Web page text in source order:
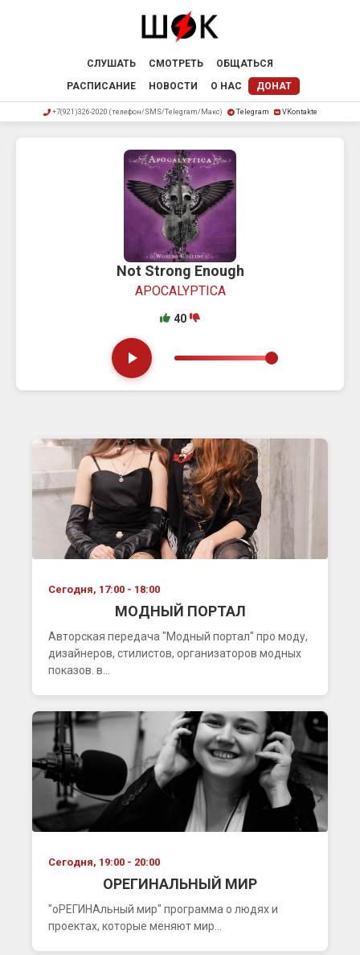
СЛУШАТЬ СМОТРЕТЬ
ОБЩАТЬСЯ
РАСПИСАНИЕ
НОВОСТИ О НАС ДОНАТ
+7(921)326-2020 (телефон/SMS/Telegram/Макс) Telegram VKontakte
Not Strong Enough
APOCALYPTICA
40
Сегодня, 17:00 - 18:00
МОДНЫЙ ПОРТАЛ
Авторская передача "Модный портал" про моду,
дизайнеров, стилистов, организаторов модных
показов. в...
Сегодня, 19:00 - 20:00
ОРЕГИНАЛЬНЫЙ МИР
"оРЕГИНАльный мир" программа о людях и
проектах, которые меняют мир...